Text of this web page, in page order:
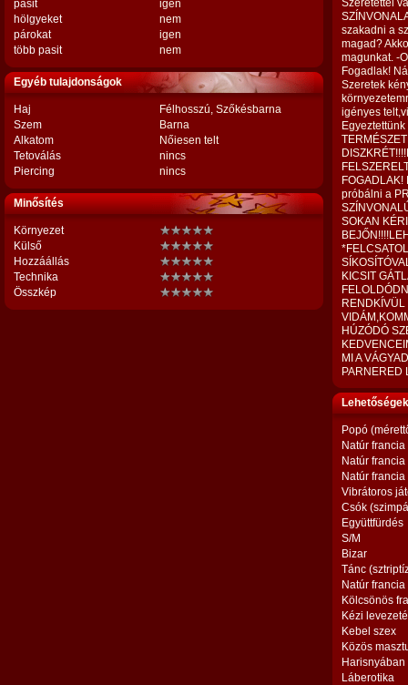
pasit
igen
hölgyeket
nem
párokat
igen
több pasit
nem
Egyéb tulajdonságok
Haj
Félhosszú, Szőkésbarna
Szem
Barna
Alkatom
Nőiesen telt
Tetoválás
nincs
Piercing
nincs
Minősítés
Környezet
Külső
Hozzáállás
Technika
Összkép
Szeretettel
szakadni a
magad?
magunkat. -
Fogadlak!
Szeretek
igényes
próbálni a
SOKAN
KICSIT
HÚZÓDÓ
MI A
PARNERED
Popó
Natúr francia
Natúr
Natúr
Vibrátoros
Csók
Együttfürdés
S/M
Bizar
Tánc
Natúr
Kölcsönös
Kézi
Kebel szex
Közös
Harisnyában
Láberotika